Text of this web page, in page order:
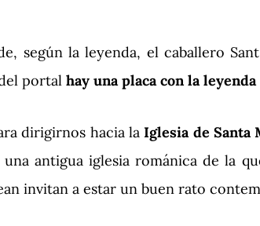
según la leyenda, el caballero
portal hay una placa con la
dirigirnos hacia laIglesia de Santa
antigua iglesia románica de la
invitan a estar un buen rato